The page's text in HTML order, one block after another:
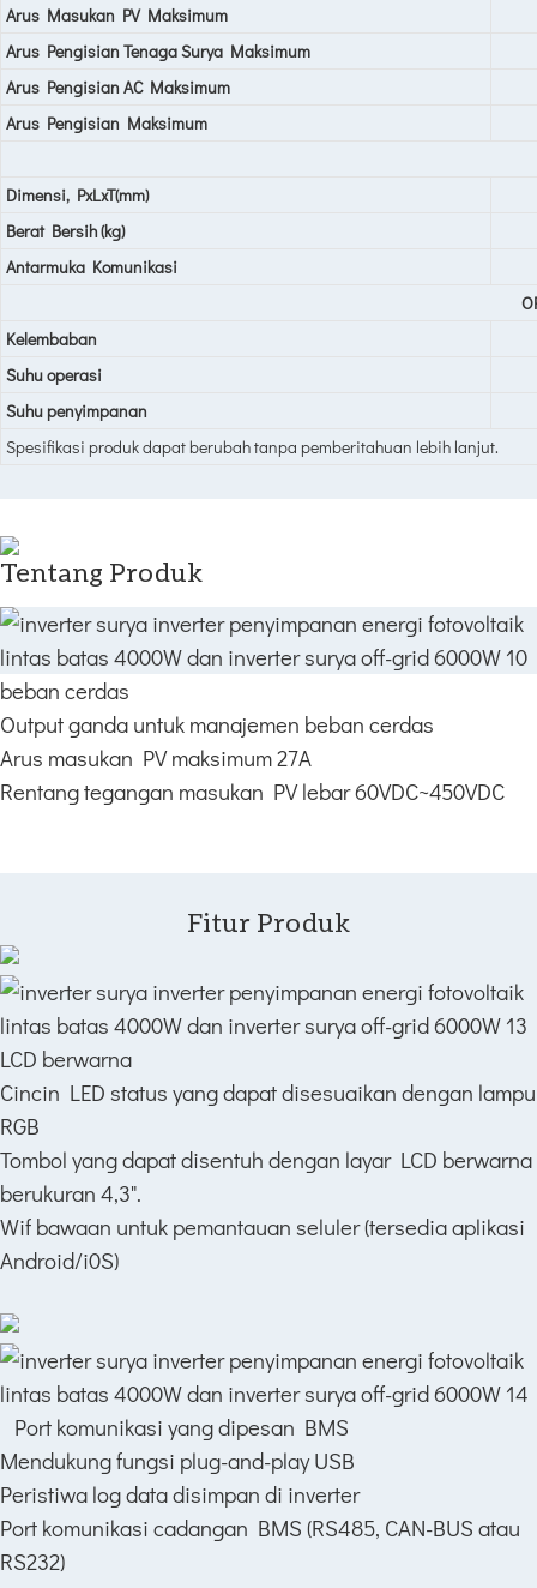
Arus Masukan PV Maksimum
Arus Pengisian Tenaga Surya Maksimum
Arus Pengisian AC Maksimum
Arus Pengisian Maksimum
Dimensi, PxLxT(mm)
Berat Bersih (kg)
Antarmuka Komunikasi
Kelembaban
Suhu operasi
Suhu penyimpanan
Spesifikasi produk dapat berubah tanpa pemberitahuan lebih lanjut.
Tentang Produk
beban cerdas
Output ganda untuk manajemen beban cerdas
Arus masukan PV maksimum 27A
Rentang tegangan masukan PV lebar 60VDC~450VDC
Fitur Produk
LCD berwarna
Cincin LED status yang dapat disesuaikan dengan lampu
RGB
Tombol yang dapat disentuh dengan layar LCD berwarna
berukuran 4,3".
Wif bawaan untuk pemantauan seluler (tersedia aplikasi
Android/i0S)
Port komunikasi yang dipesan BMS
Mendukung fungsi plug-and-play USB
Peristiwa log data disimpan di inverter
Port komunikasi cadangan BMS (RS485, CAN-BUS atau
RS232)